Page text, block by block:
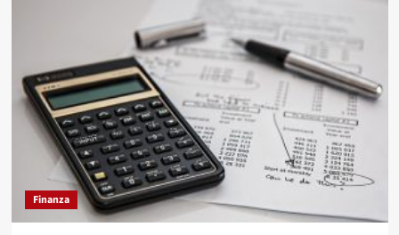
Finanza